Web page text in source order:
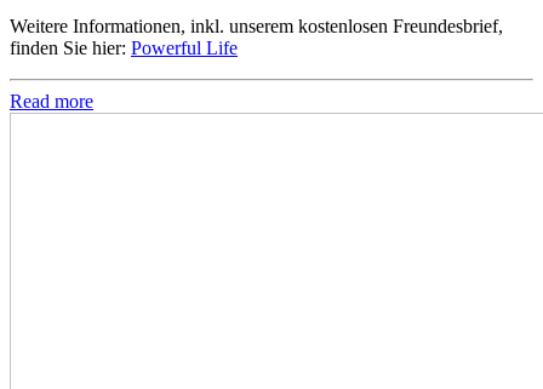
Weitere Informationen, inkl. unserem kostenlosen Freundesbrief,
finden Sie hier: Powerful Life
Read more